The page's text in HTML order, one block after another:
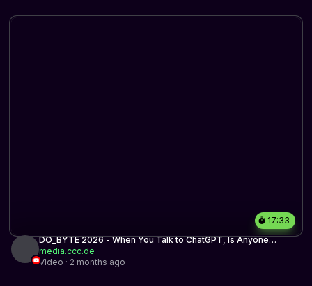
17:33
DO_BYTE 2026 - When You Talk to ChatGPT, Is Anyone
There?
media.ccc.de
Video · 2 months ago